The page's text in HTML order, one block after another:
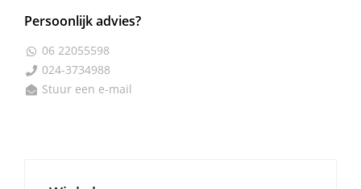
Persoonlijk advies?
 06 22055598
 024-3734988
 Stuur een e-mail